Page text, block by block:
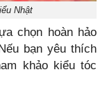
Nhật
chọn hoàn hảo
bạn yêu thích
khảo kiểu tóc